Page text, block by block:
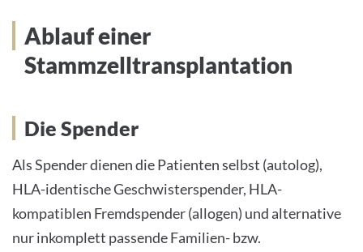
Impressum
Datenschutz
Ablauf einer
Stammzelltransplantation
Die Spender
Als Spender dienen die Patienten selbst (autolog),
HLA-identische Geschwisterspender, HLA-
kompatiblen Fremdspender (allogen) und alternative
nur inkomplett passende Familien- bzw.